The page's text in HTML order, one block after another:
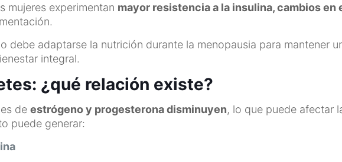
mujeres experimentan mayor resistencia a la insulina, cambios
debe adaptarse la nutrición durante la menopausia para mantener
integral.
¿qué relación existe?
deestrógeno y progesterona disminuyen, lo que puede afectar
puede generar: